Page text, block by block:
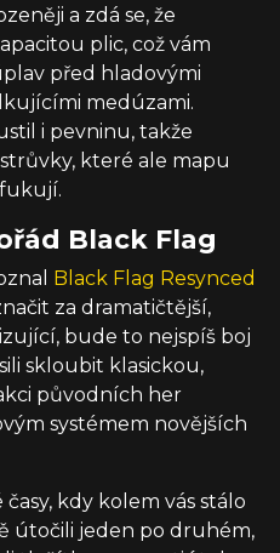
a zdá se, že
plic, což vám
před hladovými
medúzami.
i pevninu, takže
které ale mapu
Black Flag
Black Flag Resynced
za dramatičtější,
bude to nejspíš boj
skloubit klasickou,
původních her
systémem novějších
kdy kolem vás stálo
útočili jeden po druhém,